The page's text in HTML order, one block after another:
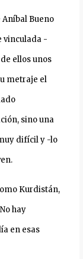
Aníbal Bueno
vinculada -
ellos unos
metraje el
sino una
difícil y -lo
Kurdistán,
hay
en esas